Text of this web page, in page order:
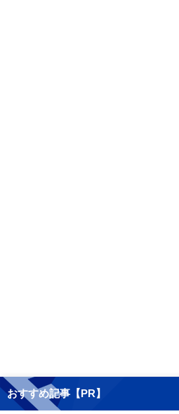
おすすめ記事【PR】